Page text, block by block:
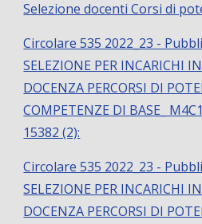
Selezione docenti Corsi di
Circolare 535 2022_23 -
SELEZIONE PER INCARICHI
DOCENZA PERCORSI DI
COMPETENZE DI BASE_
15382 (2):
Circolare 535 2022_23 -
SELEZIONE PER INCARICHI
DOCENZA PERCORSI DI